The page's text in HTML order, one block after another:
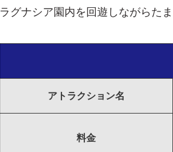
ラグナシア園内を回遊しながらた
アトラクション名
料金